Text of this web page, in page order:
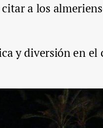
a los
y diversión en el